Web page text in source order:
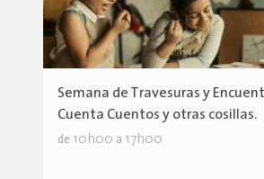
Semana de Travesuras y
Cuenta Cuentos y otras cosillas.
de 10h00 a 17h00